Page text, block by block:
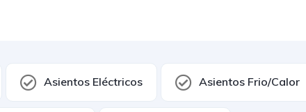
Asientos Eléctricos Asientos Frio/Calor